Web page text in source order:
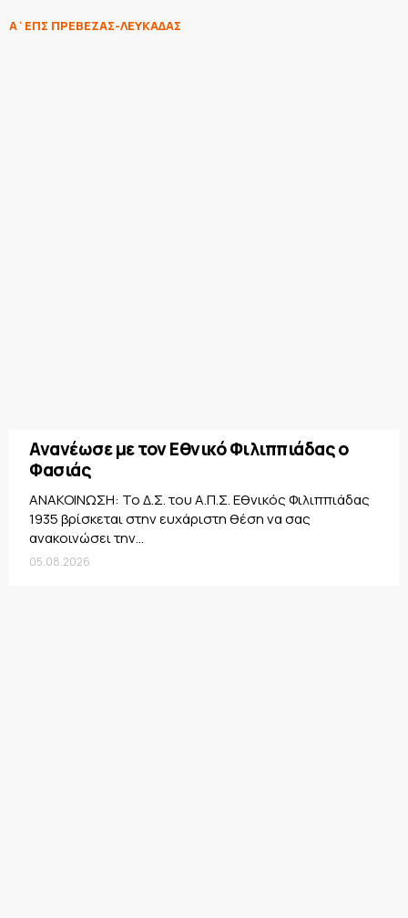
Α΄ΕΠΣ ΠΡΕΒΕΖΑΣ-ΛΕΥΚΑΔΑΣ
Ανανέωσε με τον Εθνικό Φιλιππιάδας ο
Φασιάς
ΑΝΑΚΟΙΝΩΣΗ: Το Δ.Σ. του Α.Π.Σ. Εθνικός Φιλιππιάδας
1935 βρίσκεται στην ευχάριστη θέση να σας
ανακοινώσει την...
05.08.2026